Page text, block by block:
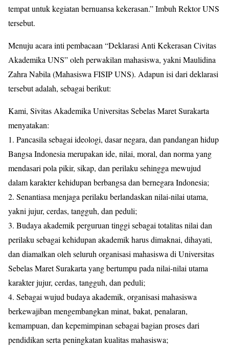
tempat untuk kegiatan bernuansa kekerasan.” Imbuh Rektor UNS
tersebut.
Menuju acara inti pembacaan “Deklarasi Anti Kekerasan Civitas
Akademika UNS” oleh perwakilan mahasiswa, yakni Maulidina
Zahra Nabila (Mahasiswa FISIP UNS). Adapun isi dari deklarasi
tersebut adalah, sebagai berikut:
Kami, Sivitas Akademika Universitas Sebelas Maret Surakarta
menyatakan:
1. Pancasila sebagai ideologi, dasar negara, dan pandangan hidup
Bangsa Indonesia merupakan ide, nilai, moral, dan norma yang
mendasari pola pikir, sikap, dan perilaku sehingga mewujud
dalam karakter kehidupan berbangsa dan bernegara Indonesia;
2. Senantiasa menjaga perilaku berlandaskan nilai-nilai utama,
yakni jujur, cerdas, tangguh, dan peduli;
3. Budaya akademik perguruan tinggi sebagai totalitas nilai dan
perilaku sebagai kehidupan akademik harus dimaknai, dihayati,
dan diamalkan oleh seluruh organisasi mahasiswa di Universitas
Sebelas Maret Surakarta yang bertumpu pada nilai-nilai utama
karakter jujur, cerdas, tangguh, dan peduli;
4. Sebagai wujud budaya akademik, organisasi mahasiswa
berkewajiban mengembangkan minat, bakat, penalaran,
kemampuan, dan kepemimpinan sebagai bagian proses dari
pendidikan serta peningkatan kualitas mahasiswa;